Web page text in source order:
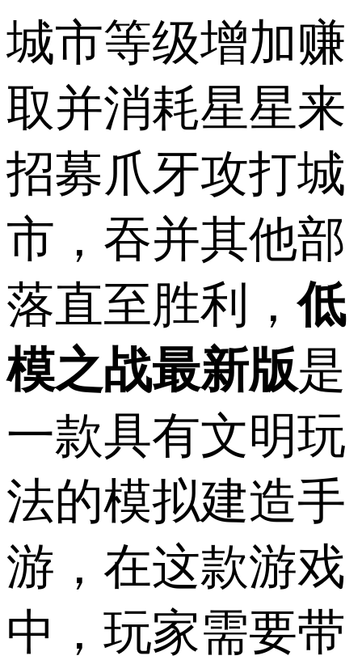
城市等级增加赚
取并消耗星星来
招募爪牙攻打城
市，吞并其他部
落直至胜利，低
模之战最新版是
一款具有文明玩
法的模拟建造手
游，在这款游戏
中，玩家需要带